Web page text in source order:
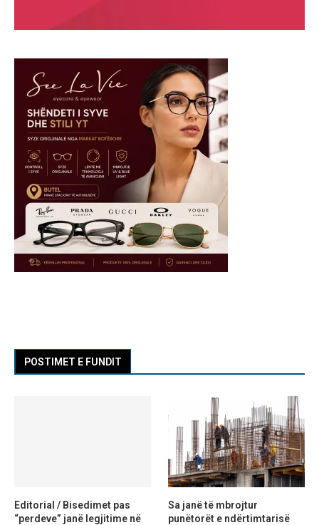
POSTIMET E FUNDIT
Editorial / Bisedimet pas
“perdeve” janë legjitime në
Sa janë të mbrojtur
punëtorët e ndërtimtarisë